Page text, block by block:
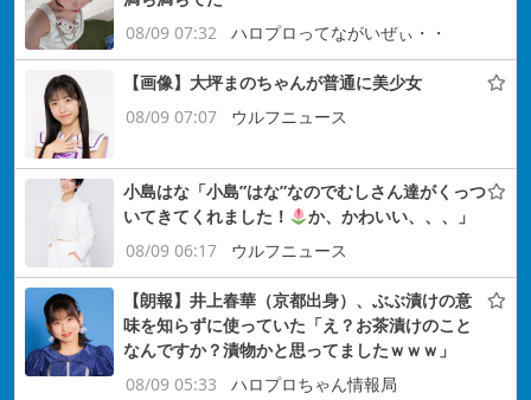
08/09 07:32
ハロプロってながいぜぃ・・
【画像】大坪まのちゃんが普通に美少女
08/09 07:07
ウルフニュース
小島はな「小島”はな”なのでむしさん達がくっつ
いてきてくれました！
か、かわいい、、、」
08/09 06:17
ウルフニュース
【朗報】井上春華（京都出身）、ぶぶ漬けの意
味を知らずに使っていた「え？お茶漬けのこと
なんですか？漬物かと思ってましたｗｗｗ」
08/09 05:33
ハロプロちゃん情報局